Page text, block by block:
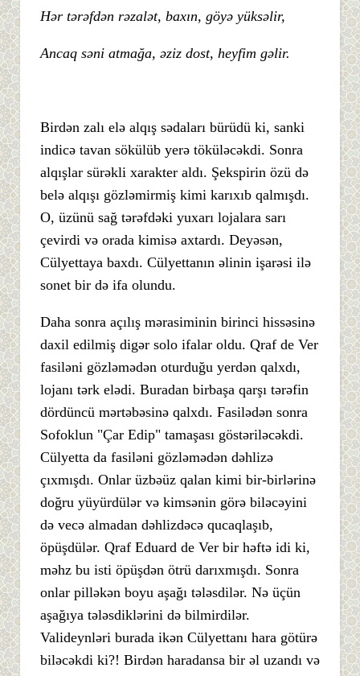
Hər tərəfdən rəzalət, baxın, göyə yüksəlir,
Ancaq səni atmağa, əziz dost, heyfim gəlir.
Birdən zalı elə alqış sədaları bürüdü ki, sanki
indicə tavan sökülüb yerə töküləcəkdi. Sonra
alqışlar sürəkli xarakter aldı. Şekspirin özü də
belə alqışı gözləmirmiş kimi karıxıb qalmışdı.
O, üzünü sağ tərəfdəki yuxarı lojalara sarı
çevirdi və orada kimisə axtardı. Deyəsən,
Cülyettaya baxdı. Cülyettanın əlinin işarəsi ilə
sonet bir də ifa olundu.
Daha sonra açılış mərasiminin birinci hissəsinə
daxil edilmiş digər solo ifalar oldu. Qraf de Ver
fasiləni gözləmədən oturduğu yerdən qalxdı,
lojanı tərk elədi. Buradan birbaşa qarşı tərəfin
dördüncü mərtəbəsinə qalxdı. Fasilədən sonra
Sofoklun "Çar Edip" tamaşası göstəriləcəkdi.
Cülyetta da fasiləni gözləmədən dəhlizə
çıxmışdı. Onlar üzbəüz qalan kimi bir-birlərinə
doğru yüyürdülər və kimsənin görə biləcəyini
də vecə almadan dəhlizdəcə qucaqlaşıb,
öpüşdülər. Qraf Eduard de Ver bir həftə idi ki,
məhz bu isti öpüşdən ötrü darıxmışdı. Sonra
onlar pilləkən boyu aşağı tələsdilər. Nə üçün
aşağıya tələsdiklərini də bilmirdilər.
Valideynləri burada ikən Cülyettanı hara götürə
biləcəkdi ki?! Birdən haradansa bir əl uzandı və